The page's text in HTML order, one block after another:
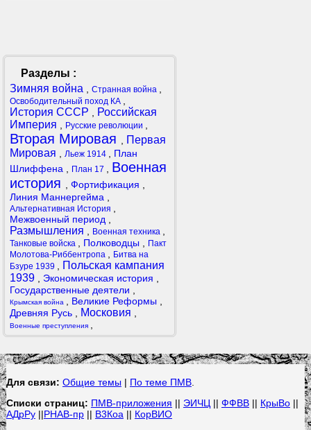
Разделы :
Зимняя война
Странная война
Освободительный поход КА
История СССР
Российская
Империя
Русские революции
Вторая Мировая
Первая
Мировая
Льеж 1914
План
Шлиффена
План 17
Военная
история
Фортификация
Линия Маннергейма
Альтернативная История
Межвоенный период
Размышления Военная техника
Танковые войска Полководцы
Пакт
Молотова-Риббентропа
Битва на
Бзуре 1939
Польская кампания
1939
Экономическая история
Государственные деятели
Крымская война Великие Реформы
Древняя Русь
Московия
Военные преступления
Для связи: Общие темы | По теме ПМВ.
Списки страниц: ПМВ-приложения || ЭИЧЦ || ФФВВ|| КрыВо||
АДрРу||РНАВ-пр|| В3Коа || КорВИО